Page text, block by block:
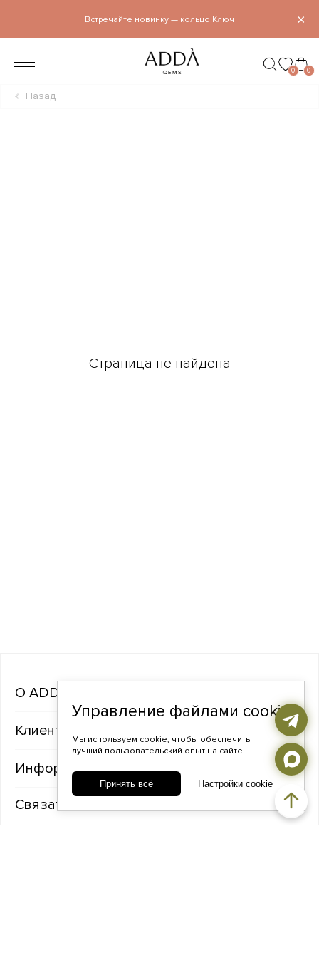
×
Встречайте новинку — кольцо Ключ
0 0
Назад
Страница не найдена
ADDA gems
Клиентам
Информация
Связаться с нами
Управление файлами cookie
Мы используем cookie, чтобы обеспечить
лучший пользовательский опыт на сайте.
Принять всё Настройки cookie